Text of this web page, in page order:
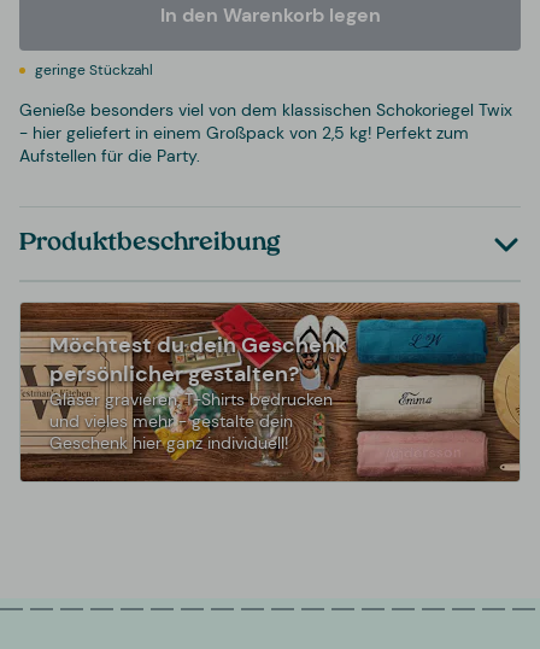
In den Warenkorb legen
geringe Stückzahl
Genieße besonders viel von dem klassischen Schokoriegel Twix
- hier geliefert in einem Großpack von 2,5 kg! Perfekt zum
Aufstellen für die Party.
Produktbeschreibung
Möchtest du dein Geschenk
persönlicher gestalten?
Gläser gravieren, T-Shirts bedrucken
und vieles mehr - gestalte dein
Geschenk hier ganz individuell!